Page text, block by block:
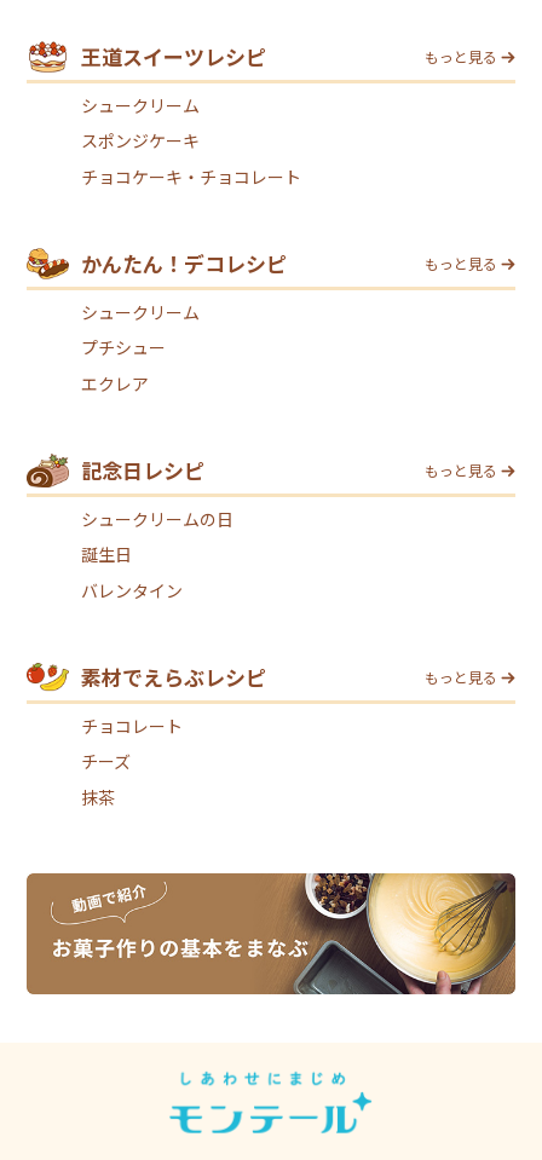
王道スイーツレシピ もっと見る
シュークリーム
スポンジケーキ
チョコケーキ・チョコレート
かんたん！デコレシピ もっと見る
シュークリーム
プチシュー
エクレア
記念日レシピ もっと見る
シュークリームの日
誕生日
バレンタイン
素材でえらぶレシピ もっと見る
チョコレート
チーズ
抹茶